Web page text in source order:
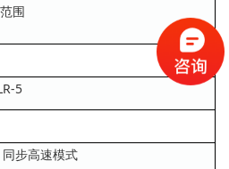
围
5
步高速模式